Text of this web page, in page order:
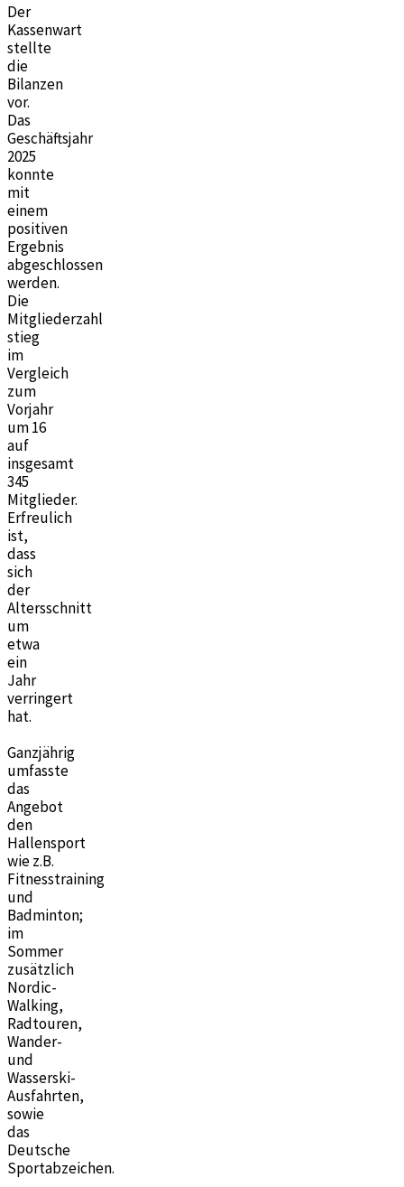
Der
Kassenwart
stellte
die
Bilanzen
vor.
Das
Geschäftsjahr
2025
konnte
mit
einem
positiven
Ergebnis
abgeschlossen
werden.
Die
Mitgliederzahl
stieg
im
Vergleich
zum
Vorjahr
um 16
auf
insgesamt
345
Mitglieder.
Erfreulich
ist,
dass
sich
der
Altersschnitt
um
etwa
ein
Jahr
verringert
hat.
Ganzjährig
umfasste
das
Angebot
den
Hallensport
wie z.B.
Fitnesstraining
und
Badminton;
im
Sommer
zusätzlich
Nordic-
Walking,
Radtouren,
Wander-
und
Wasserski-
Ausfahrten,
sowie
das
Deutsche
Sportabzeichen.